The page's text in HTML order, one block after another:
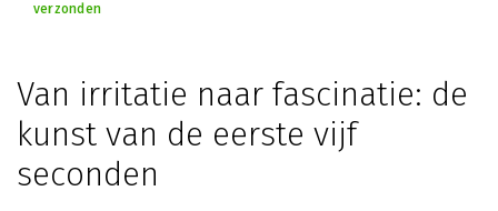
verzonden
Van irritatie naar fascinatie: de
kunst van de eerste vijf
seconden